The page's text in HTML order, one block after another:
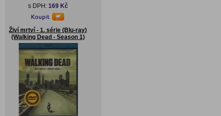
s DPH: 169 Kč
Živí mrtví - 1. série (Blu-ray)
(Walking Dead - Season 1)